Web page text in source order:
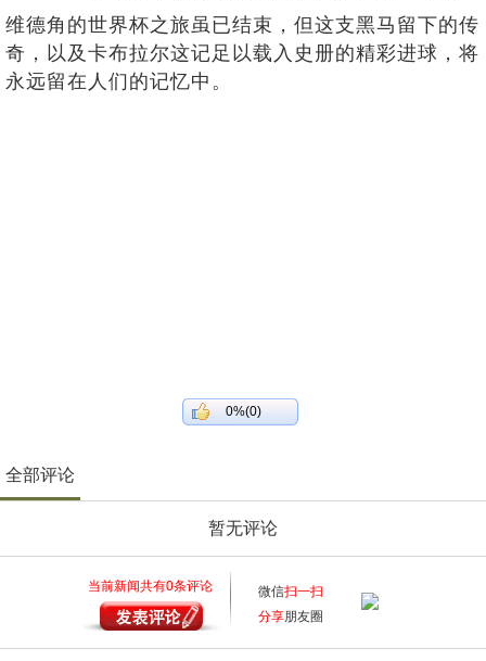
维德角的世界杯之旅虽已结束，但这支黑马留下的传
奇，以及卡布拉尔这记足以载入史册的精彩进球，将
永远留在人们的记忆中。
0%(0)
全部评论
暂无评论
当前新闻共有0条评论 微信扫一扫
分享朋友圈